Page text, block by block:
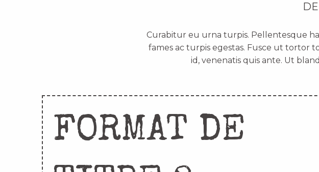
Curabitur eu urna turpis. Pellentesque
fames ac turpis egestas. Fusce ut tortor
id, venenatis quis ante. Ut
FORMAT DE